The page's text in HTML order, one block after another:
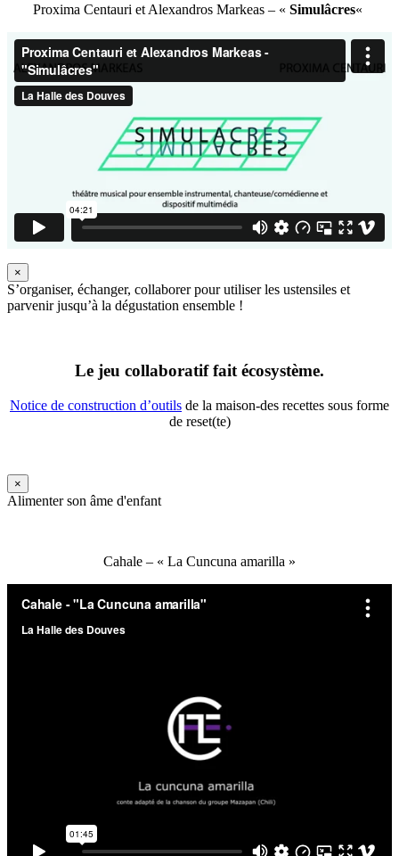
Proxima Centauri et Alexandros Markeas – « Simulâcres«
×
S’organiser, échanger, collaborer pour utiliser les ustensiles et
parvenir jusqu’à la dégustation ensemble !
Le jeu collaboratif fait écosystème.
Notice de construction d’outils de la maison-des recettes sous forme
de reset(te)
×
Alimenter son âme d'enfant
Cahale – « La Cuncuna amarilla »